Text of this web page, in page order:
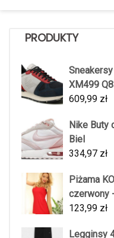
PRODUKTY
XM499
609,99 zł
Nike Buty
Biel
334,97 zł
Piżama
czerwony
123,99 zł
Legginsy